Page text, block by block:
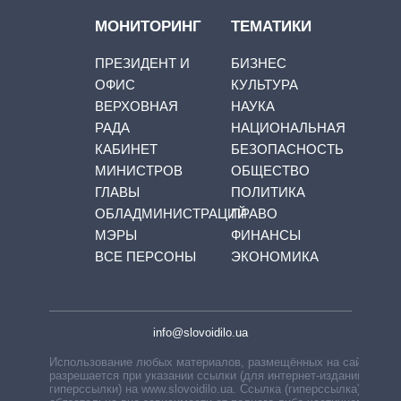
МОНИТОРИНГ
ПРЕЗИДЕНТ И
ОФИС
ВЕРХОВНАЯ
РАДА
КАБИНЕТ
МИНИСТРОВ
ГЛАВЫ
ОБЛАДМИНИСТРАЦИЙ
МЭРЫ
ВСЕ ПЕРСОНЫ
ТЕМАТИКИ
БИЗНЕС
КУЛЬТУРА
НАУКА
НАЦИОНАЛЬНАЯ
БЕЗОПАСНОСТЬ
ОБЩЕСТВО
ПОЛИТИКА
ПРАВО
ФИНАНСЫ
ЭКОНОМИКА
info@slovoidilo.ua
Использование любых материалов, размещённых на сайте,
разрешается при указании ссылки (для интернет-изданий —
гиперссылки) на www.slovoidilo.ua. Ссылка (гиперссылка)